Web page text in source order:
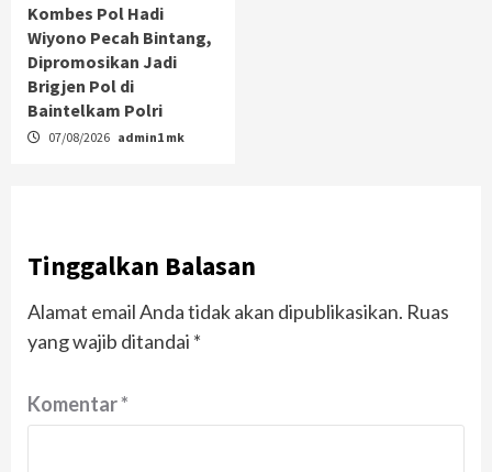
Kombes Pol Hadi
Wiyono Pecah Bintang,
Dipromosikan Jadi
Brigjen Pol di
Baintelkam Polri
07/08/2026 admin1 mk
Tinggalkan Balasan
Alamat email Anda tidak akan dipublikasikan. Ruas
yang wajib ditandai *
Komentar*